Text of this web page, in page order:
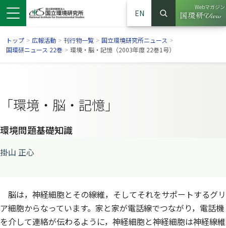
EN
サイト内検索
検索
Webマガジン
（別ウイ
トップ > 広報活動 > 刊行物一覧 > 国立環境研究所ニュース >
国環研ニュース 22巻 > 環境・脳・記憶（2003年度 22巻1号）
「環境・脳・記憶」
環境問題基礎知識
掛山 正心
脳は，神経細胞とその線維，そしてそれをサポートするグリ
ア細胞からなっています。家と家が電話線でつながり，電話機
を介して連絡が伝わるように，神経細胞と神経細胞は神経線維